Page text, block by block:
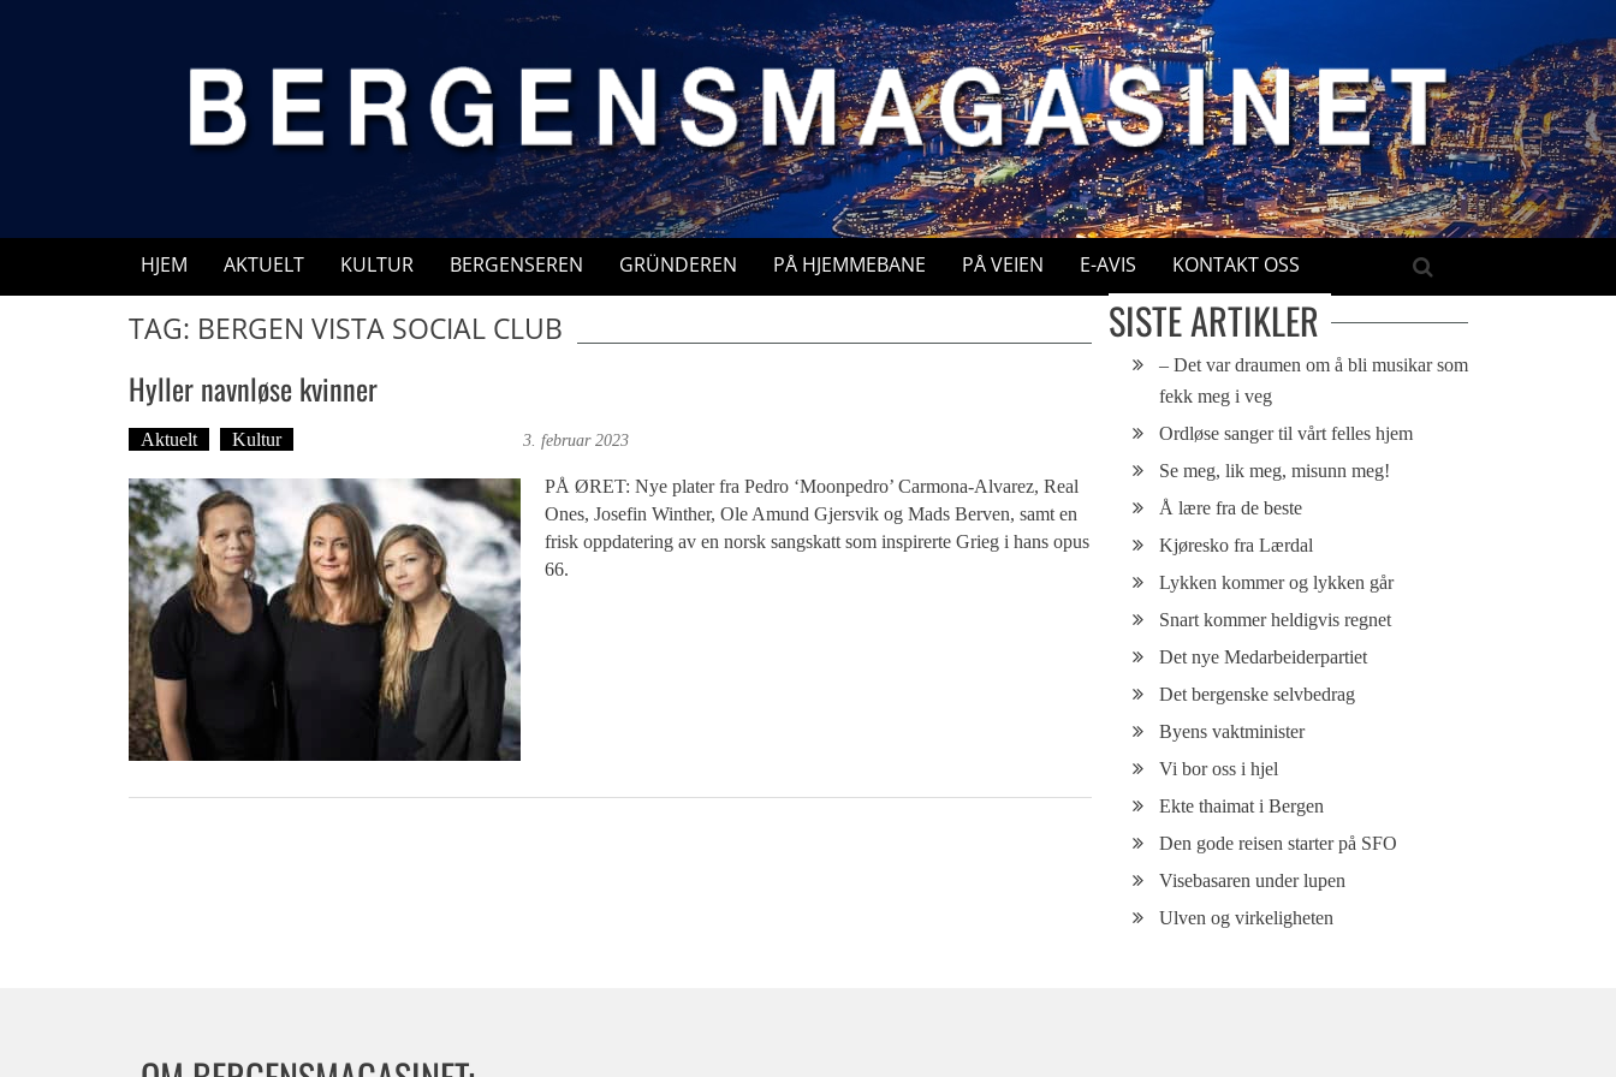
HJEM AKTUELT KULTUR BERGENSEREN GRÜNDEREN PÅ HJEMMEBANE PÅ VEIEN E-AVIS KONTAKT OSS
TAG: BERGEN VISTA SOCIAL CLUB
Hyller navnløse kvinner
Aktuelt Kultur 3. februar 2023
PÅ ØRET: Nye plater fra Pedro ‘Moonpedro’ Carmona-Alvarez, Real
Ones, Josefin Winther, Ole Amund Gjersvik og Mads Berven, samt en
frisk oppdatering av en norsk sangskatt som inspirerte Grieg i hans opus
66.
SISTE ARTIKLER
– Det var draumen om å bli musikar som
fekk meg i veg
Ordløse sanger til vårt felles hjem
Se meg, lik meg, misunn meg!
Å lære fra de beste
Kjøresko fra Lærdal
Lykken kommer og lykken går
Snart kommer heldigvis regnet
Det nye Medarbeiderpartiet
Det bergenske selvbedrag
Byens vaktminister
Vi bor oss i hjel
Ekte thaimat i Bergen
Den gode reisen starter på SFO
Visebasaren under lupen
Ulven og virkeligheten